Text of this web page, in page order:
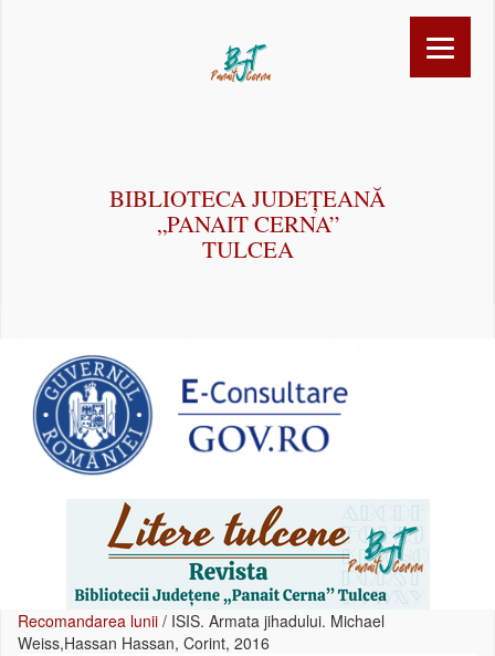
BIBLIOTECA JUDEȚEANĂ
„PANAIT CERNA”
TULCEA
Recomandarea lunii / ISIS. Armata jihadului. Michael
Weiss,Hassan Hassan, Corint, 2016